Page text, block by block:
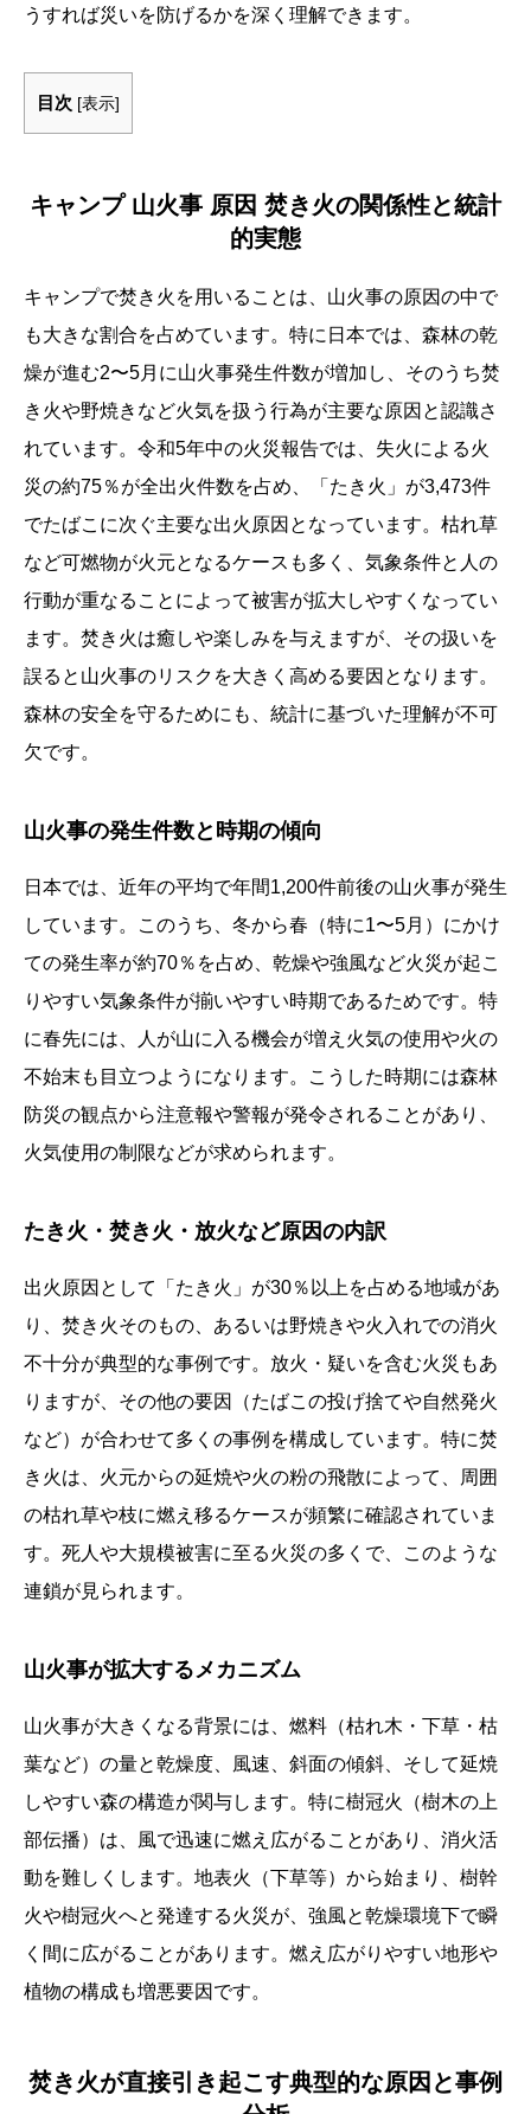
うすれば災いを防げるかを深く理解できます。
目次 [表示]
キャンプ 山火事 原因 焚き火の関係性と統計
的実態
キャンプで焚き火を用いることは、山火事の原因の中で
も大きな割合を占めています。特に日本では、森林の乾
燥が進む2〜5月に山火事発生件数が増加し、そのうち焚
き火や野焼きなど火気を扱う行為が主要な原因と認識さ
れています。令和5年中の火災報告では、失火による火
災の約75％が全出火件数を占め、「たき火」が3,473件
でたばこに次ぐ主要な出火原因となっています。枯れ草
など可燃物が火元となるケースも多く、気象条件と人の
行動が重なることによって被害が拡大しやすくなってい
ます。焚き火は癒しや楽しみを与えますが、その扱いを
誤ると山火事のリスクを大きく高める要因となります。
森林の安全を守るためにも、統計に基づいた理解が不可
欠です。
山火事の発生件数と時期の傾向
日本では、近年の平均で年間1,200件前後の山火事が発生
しています。このうち、冬から春（特に1〜5月）にかけ
ての発生率が約70％を占め、乾燥や強風など火災が起こ
りやすい気象条件が揃いやすい時期であるためです。特
に春先には、人が山に入る機会が増え火気の使用や火の
不始末も目立つようになります。こうした時期には森林
防災の観点から注意報や警報が発令されることがあり、
火気使用の制限などが求められます。
たき火・焚き火・放火など原因の内訳
出火原因として「たき火」が30％以上を占める地域があ
り、焚き火そのもの、あるいは野焼きや火入れでの消火
不十分が典型的な事例です。放火・疑いを含む火災もあ
りますが、その他の要因（たばこの投げ捨てや自然発火
など）が合わせて多くの事例を構成しています。特に焚
き火は、火元からの延焼や火の粉の飛散によって、周囲
の枯れ草や枝に燃え移るケースが頻繁に確認されていま
す。死人や大規模被害に至る火災の多くで、このような
連鎖が見られます。
山火事が拡大するメカニズム
山火事が大きくなる背景には、燃料（枯れ木・下草・枯
葉など）の量と乾燥度、風速、斜面の傾斜、そして延焼
しやすい森の構造が関与します。特に樹冠火（樹木の上
部伝播）は、風で迅速に燃え広がることがあり、消火活
動を難しくします。地表火（下草等）から始まり、樹幹
火や樹冠火へと発達する火災が、強風と乾燥環境下で瞬
く間に広がることがあります。燃え広がりやすい地形や
植物の構成も増悪要因です。
焚き火が直接引き起こす典型的な原因と事例